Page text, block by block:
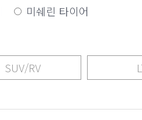
미쉐린 타이어
SUV/RV